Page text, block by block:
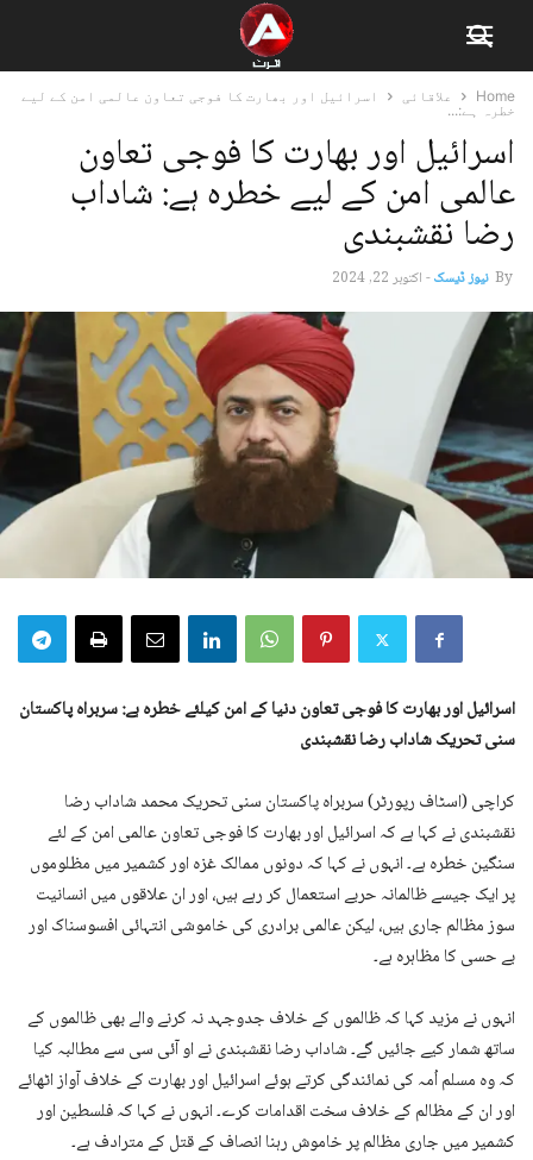
Home علاقائی
اسرائیل اور بھارت کا فوجی تعاون عالمی امن کے لیے
خطرہ ہے:...
اسرائیل اور بھارت کا فوجی تعاون
عالمی امن کے لیے خطرہ ہے: شاداب
رضا نقشبندی
By نیوز ڈیسک-اکتوبر 22, 2024
اسرائیل اور بھارت کا فوجی تعاون دنیا کے امن کیلئے خطرہ ہے: سربراہ پاکستان
سنی تحریک شاداب رضا نقشبندی
کراچی (اسٹاف رپورٹر) سربراہ پاکستان سنی تحریک محمد شاداب رضا
نقشبندی نے کہا ہے کہ اسرائیل اور بھارت کا فوجی تعاون عالمی امن کے لئے
سنگین خطرہ ہے۔ انہوں نے کہا کہ دونوں ممالک غزہ اور کشمیر میں مظلوموں
پر ایک جیسے ظالمانہ حربے استعمال کر رہے ہیں، اور ان علاقوں میں انسانیت
سوز مظالم جاری ہیں، لیکن عالمی برادری کی خاموشی انتہائی افسوسناک اور
بے حسی کا مظاہرہ ہے۔
انہوں نے مزید کہا کہ ظالموں کے خلاف جدوجہد نہ کرنے والے بھی ظالموں کے
ساتھ شمار کیے جائیں گے۔ شاداب رضا نقشبندی نے او آئی سی سے مطالبہ کیا
کہ وہ مسلم اُمہ کی نمائندگی کرتے ہوئے اسرائیل اور بھارت کے خلاف آواز اٹھائے
اور ان کے مظالم کے خلاف سخت اقدامات کرے۔ انہوں نے کہا کہ فلسطین اور
کشمیر میں جاری مظالم پر خاموش رہنا انصاف کے قتل کے مترادف ہے۔